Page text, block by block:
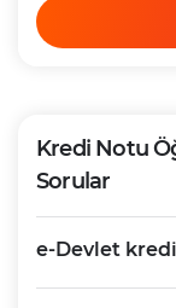
Kredi Notu
Sorular
e-Devlet